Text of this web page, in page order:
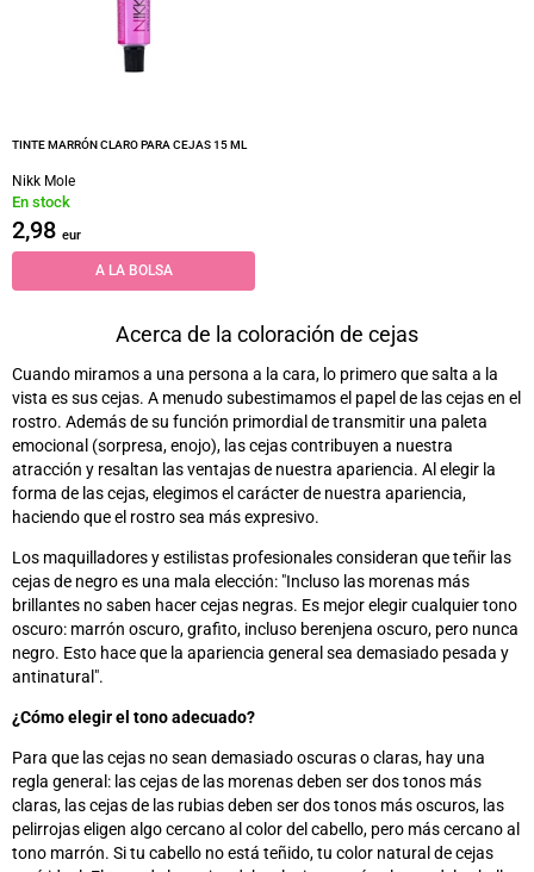
TINTE MARRÓN CLARO PARA CEJAS 15 ML
Nikk Mole
En stock
2,98 eur
A LA BOLSA
Acerca de la coloración de cejas
Cuando miramos a una persona a la cara, lo primero que salta a la
vista essus cejas. A menudo subestimamos el papel de las cejas en el
rostro. Además de su función primordial de transmitir una paleta
emocional (sorpresa, enojo), las cejas contribuyen a nuestra
atracción y resaltan las ventajas de nuestra apariencia. Al elegir la
forma de las cejas, elegimos el carácter de nuestra apariencia,
haciendo que el rostro sea más expresivo.
Los maquilladores y estilistas profesionales consideran que teñir las
cejas de negroes una mala elección: "Incluso las morenas más
brillantes no saben hacer cejas negras. Es mejor elegir cualquier tono
oscuro: marrón oscuro, grafito, incluso berenjena oscuro, pero nunca
negro. Esto hace que la apariencia general sea demasiado pesada y
antinatural ".
¿Cómo elegir el tono adecuado?
Para que las cejas no sean demasiado oscuras o claras, hay una
regla general: las cejas de las morenas deben ser dos tonos más
claras, las cejas de las rubias deben ser dos tonos más oscuros, las
pelirrojas eligen algo cercano al color del cabello, pero más cercano al
tono marrón. Si tu cabello no está teñido, tu color natural de cejas